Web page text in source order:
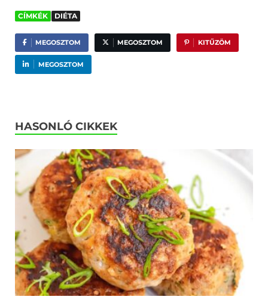
CÍMKÉK DIÉTA
MEGOSZTOM MEGOSZTOM KITŰZÖM
MEGOSZTOM
HASONLÓ CIKKEK